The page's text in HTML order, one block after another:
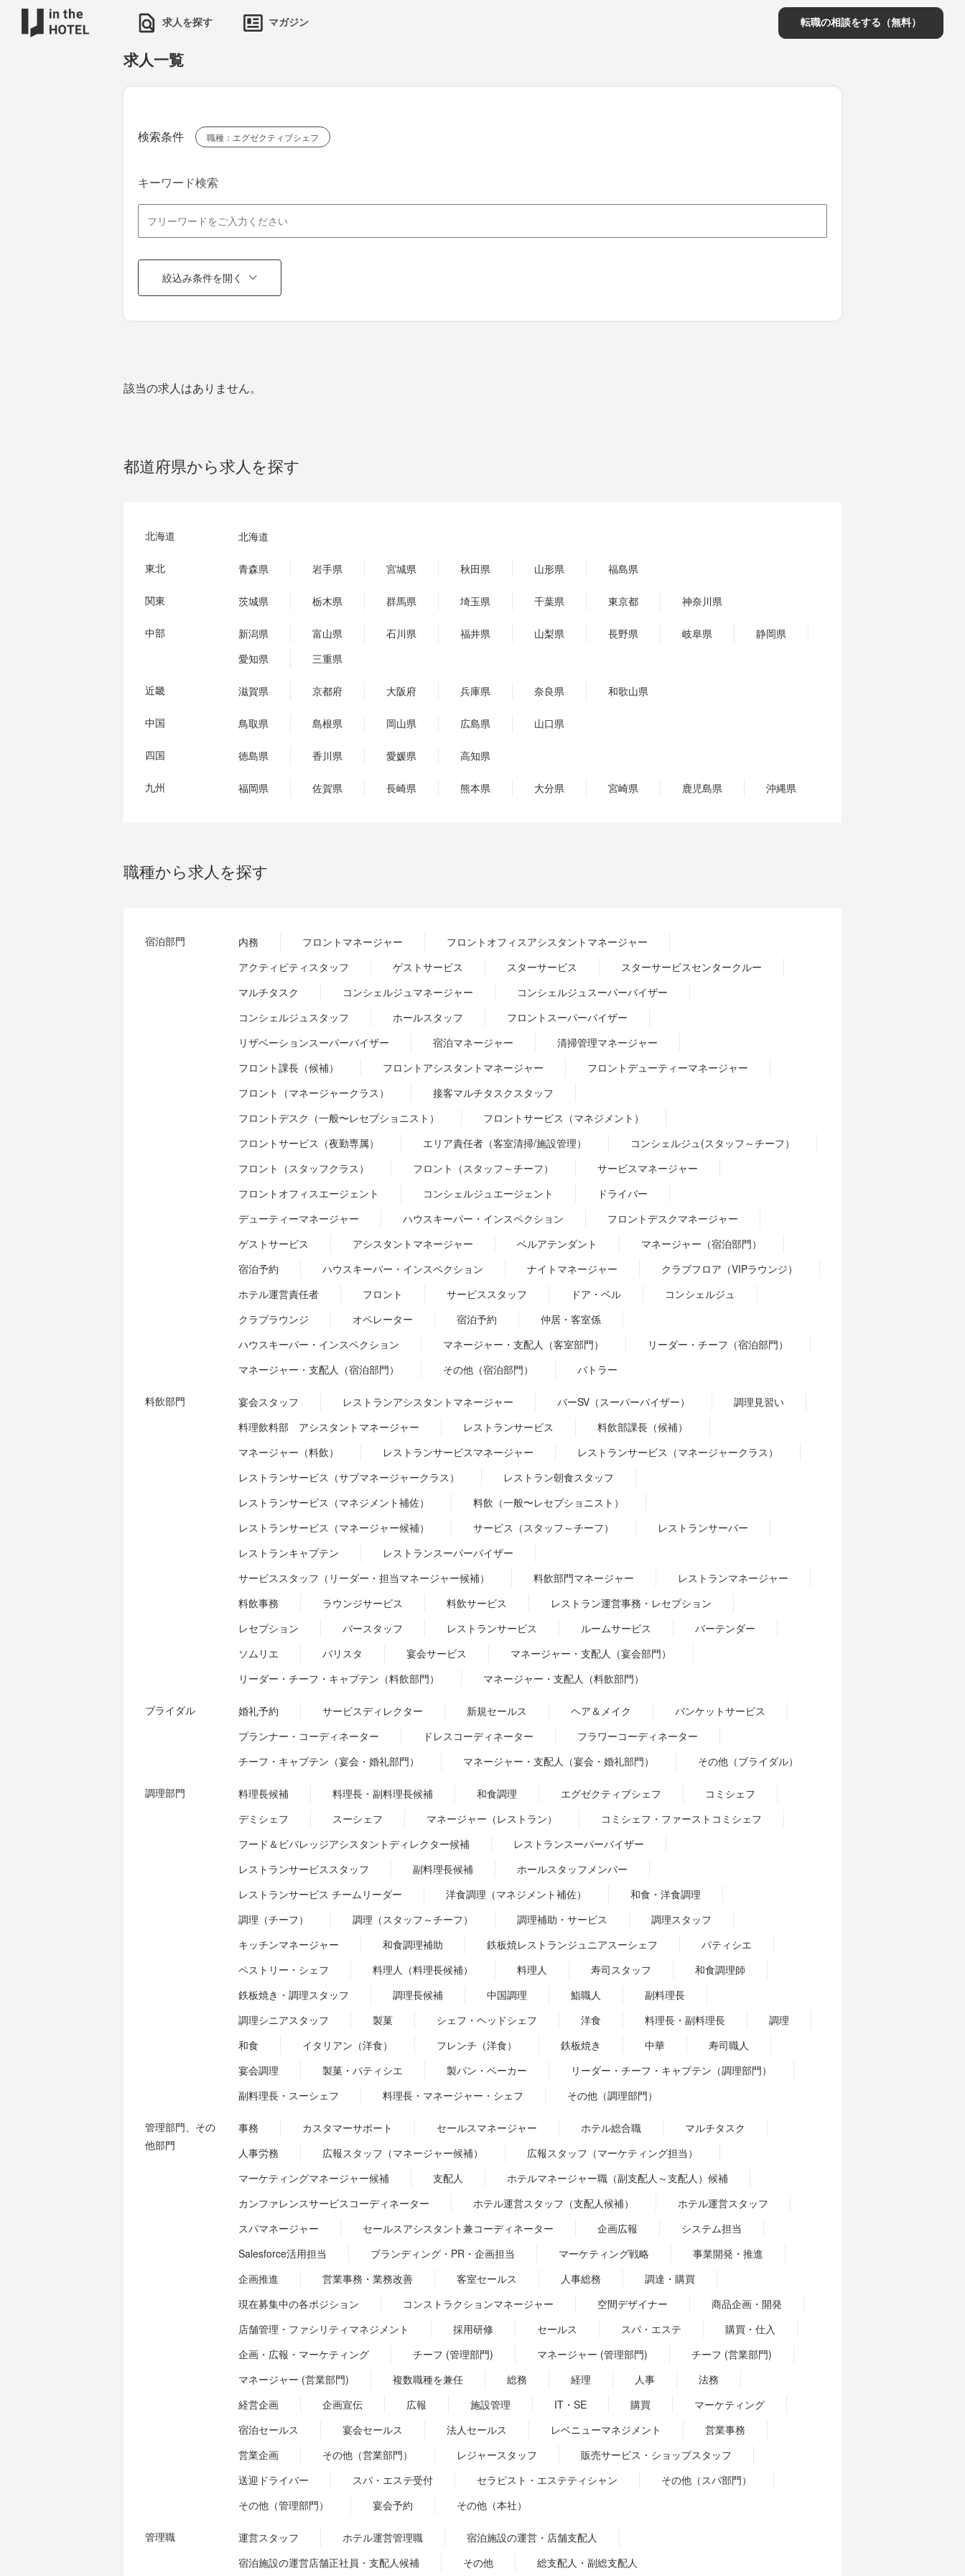
求人を探す マガジン 転職の相談をする（無料）
求人一覧
検索条件 職種：エグゼクティブシェフ
キーワード検索
絞込み条件を開く
該当の求人はありません。
都道府県から求人を探す
北海道 北海道
東北 青森県 岩手県 宮城県 秋田県 山形県 福島県
関東 茨城県 栃木県 群馬県 埼玉県 千葉県 東京都 神奈川県
中部 新潟県 富山県 石川県 福井県 山梨県 長野県 岐阜県
静岡県
愛知県
三重県
近畿 滋賀県 京都府 大阪府 兵庫県 奈良県 和歌山県
中国 鳥取県 島根県 岡山県 広島県 山口県
四国 徳島県 香川県 愛媛県 高知県
九州 福岡県 佐賀県 長崎県 熊本県 大分県 宮崎県 鹿児島県 沖縄県
職種から求人を探す
宿泊部門 内務 フロントマネージャー
フロントオフィスアシスタントマネージャー
アクティビティスタッフ
ゲストサービス スターサービス
スターサービスセンタークルー
マルチタスク
コンシェルジュマネージャー
コンシェルジュスーパーバイザー
コンシェルジュスタッフ
ホールスタッフ
フロントスーパーバイザー
リザベーションスーパーバイザー
宿泊マネージャー
清掃管理マネージャー
フロント課長（候補）
フロントアシスタントマネージャー
フロントデューティーマネージャー
フロント（マネージャークラス）
接客マルチタスクスタッフ
フロントデスク（一般〜レセプショニスト）
フロントサービス（マネジメント）
フロントサービス（夜勤専属）
エリア責任者（客室清掃/施設管理）
コンシェルジュ(スタッフ～チーフ）
フロント（スタッフクラス）
フロント（スタッフ～チーフ）
サービスマネージャー
フロントオフィスエージェント
コンシェルジュエージェント
ドライバー
デューティーマネージャー
ハウスキーパー・インスペクション
フロントデスクマネージャー
ゲストサービス
アシスタントマネージャー ベルアテンダント
マネージャー（宿泊部門）
宿泊予約
ハウスキーパー・インスペクション ナイトマネージャー
クラブフロア（VIPラウンジ）
ホテル運営責任者
フロント サービススタッフ ドア・ベル
コンシェルジュ
クラブラウンジ
オペレーター 宿泊予約
仲居・客室係
ハウスキーパー・インスペクション
マネージャー・支配人（客室部門）
リーダー・チーフ（宿泊部門）
マネージャー・支配人（宿泊部門）
その他（宿泊部門） バトラー
料飲部門 宴会スタッフ レストランアシスタントマネージャー バーSV（スーパーバイザー）
調理見習い
料理飲料部 アシスタントマネージャー
レストランサービス
料飲部課長（候補）
マネージャー（料飲）
レストランサービスマネージャー
レストランサービス（マネージャークラス）
レストランサービス（サブマネージャークラス）
レストラン朝食スタッフ
レストランサービス（マネジメント補佐）
料飲（一般〜レセプショニスト）
レストランサービス（マネージャー候補）
サービス（スタッフ～チーフ）
レストランサーバー
レストランキャプテン
レストランスーパーバイザー
サービススタッフ（リーダー・担当マネージャー候補）
料飲部門マネージャー
レストランマネージャー
料飲事務
ラウンジサービス 料飲サービス
レストラン運営事務・レセプション
レセプション
バースタッフ レストランサービス ルームサービス
バーテンダー
ソムリエ
バリスタ 宴会サービス
マネージャー・支配人（宴会部門）
リーダー・チーフ・キャプテン（料飲部門）
マネージャー・支配人（料飲部門）
ブライダル 婚礼予約 サービスディレクター 新規セールス ヘア＆メイク
バンケットサービス
プランナー・コーディネーター
ドレスコーディネーター
フラワーコーディネーター
チーフ・キャプテン（宴会・婚礼部門）
マネージャー・支配人（宴会・婚礼部門） その他（ブライダル）
調理部門 料理長候補 料理長・副料理長候補 和食調理 エグゼクティブシェフ
コミシェフ
デミシェフ
スーシェフ マネージャー（レストラン）
コミシェフ・ファーストコミシェフ
フード＆ビバレッジアシスタントディレクター候補
レストランスーパーバイザー
レストランサービススタッフ
副料理長候補
ホールスタッフメンバー
レストランサービス チームリーダー
洋食調理（マネジメント補佐）
和食・洋食調理
調理（チーフ）
調理（スタッフ～チーフ） 調理補助・サービス
調理スタッフ
キッチンマネージャー
和食調理補助 鉄板焼レストランジュニアスーシェフ
パティシエ
ペストリー・シェフ
料理人（料理長候補） 料理人 寿司スタッフ
和食調理師
鉄板焼き・調理スタッフ
調理長候補 中国調理 鮨職人
副料理長
調理シニアスタッフ
製菓 シェフ・ヘッドシェフ 洋食 料理長・副料理長
調理
和食
イタリアン（洋食） フレンチ（洋食） 鉄板焼き 中華
寿司職人
宴会調理
製菓・パティシエ 製パン・ベーカー
リーダー・チーフ・キャプテン（調理部門）
副料理長・スーシェフ
料理長・マネージャー・シェフ その他（調理部門）
管理部門、その
他部門
事務 カスタマーサポート セールスマネージャー ホテル総合職
マルチタスク
人事労務
広報スタッフ（マネージャー候補）
広報スタッフ（マーケティング担当）
マーケティングマネージャー候補
支配人
ホテルマネージャー職（副支配人～支配人）候補
カンファレンスサービスコーディネーター
ホテル運営スタッフ（支配人候補）
ホテル運営スタッフ
スパマネージャー
セールスアシスタント兼コーディネーター 企画広報
システム担当
Salesforce活用担当
ブランディング・PR・企画担当 マーケティング戦略
事業開発・推進
企画推進
営業事務・業務改善 客室セールス 人事総務
調達・購買
現在募集中の各ポジション
コンストラクションマネージャー 空間デザイナー
商品企画・開発
店舗管理・ファシリティマネジメント
採用研修 セールス スパ・エステ
購買・仕入
企画・広報・マーケティング
チーフ (管理部門) マネージャー (管理部門)
チーフ (営業部門)
マネージャー (営業部門)
複数職種を兼任 総務 経理 人事
法務
経営企画
企画宣伝 広報 施設管理 IT・SE 購買
マーケティング
宿泊セールス
宴会セールス 法人セールス レベニューマネジメント
営業事務
営業企画
その他（営業部門） レジャースタッフ
販売サービス・ショップスタッフ
送迎ドライバー
スパ・エステ受付 セラピスト・エステティシャン
その他（スパ部門）
その他（管理部門）
宴会予約 その他（本社）
管理職 運営スタッフ ホテル運営管理職
宿泊施設の運営・店舗支配人
宿泊施設の運営店舗正社員・支配人候補
その他 総支配人・副総支配人